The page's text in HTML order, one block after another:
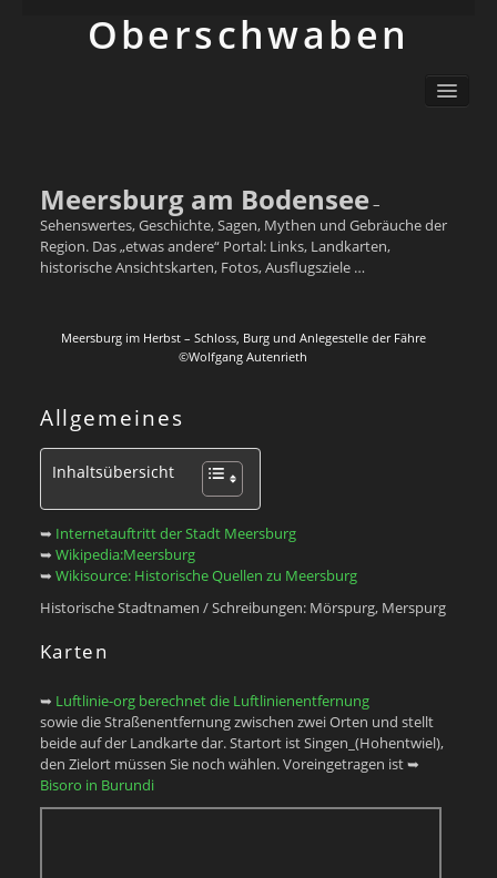
Ober­schwaben
Schwäbisch
Info
Meersburg am Bodensee–
Sehenswertes, Geschichte, Sagen, Mythen und Gebräuche der
Region. Das „etwas andere“ Portal: Links, Landkarten,
historische Ansichtskarten, Fotos, Ausflugsziele …
Meersburg im Herbst – Schloss, Burg und Anlegestelle der Fähre
©Wolfgang Autenrieth
Allgemeines
Inhaltsübersicht
➥ Internetauftritt der Stadt Meersburg
➥ Wikipedia:Meersburg
➥ Wikisource: Historische Quellen zu Meersburg
Historische Stadtnamen / Schreibungen: Mörspurg, Merspurg
Karten
➥ Luftlinie-org berechnet die Luftlinienentfernung
sowie die Straßenentfernung zwischen zwei Orten und stellt
beide auf der Landkarte dar. Startort ist Singen_(Hohentwiel),
den Zielort müssen Sie noch wählen. Voreingetragen ist ➥
Bisoro in Burundi